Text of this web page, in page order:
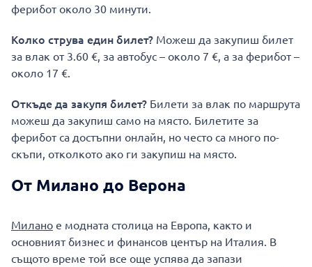
ферибот около 30 минути.
Колко струва един билет? Можеш да закупиш билет
за влак от 3.60 €, за автобус – около 7 €, а за ферибот –
около 17 €.
Откъде да закупя билет? Билети за влак по маршрута
можеш да закупиш само на място. Билетите за
ферибот са достъпни онлайн, но често са много по-
скъпи, отколкото ако ги закупиш на място.
От Милано до Верона
Милано е модната столица на Европа, както и
основният бизнес и финансов център на Италия. В
същото време той все още успява да запази